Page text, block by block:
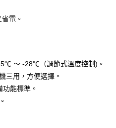
付款」的支付方式。 讓您購物簡單
即可結帳。
款。
」後，將跳轉至「AFTEE先享後付」
，即可完成結帳。
知簡訊。
電。
～ -28℃（調節式溫度控制)。
三用，方便選擇。
能標準。